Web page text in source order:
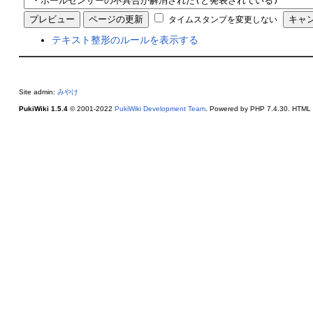
タイムスタンプを変更しない
テキスト整形のルールを表示する
Site admin: みやけ
PukiWiki 1.5.4© 2001-2022 PukiWiki Development Team. Powered by PHP 7.4.30.